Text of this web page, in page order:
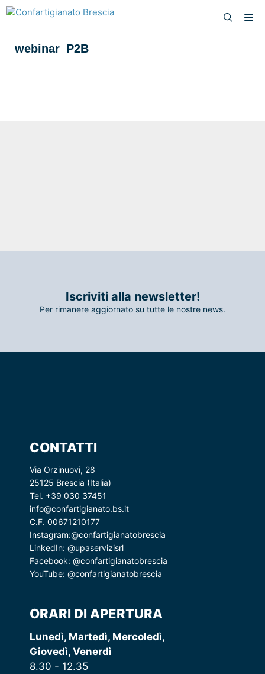
webinar_P2B
Iscriviti alla newsletter!
Per rimanere aggiornato su tutte le nostre news.
CONTATTI
Via Orzinuovi, 28
25125 Brescia (Italia)
Tel. +39 030 37451
info@confartigianato.bs.it
C.F. 00671210177
Instagram:@confartigianatobrescia
LinkedIn: @upaservizisrl
Facebook: @confartigianatobrescia
YouTube: @confartigianatobrescia
ORARI DI APERTURA
Lunedì, Martedì, Mercoledì,
Giovedì, Venerdì
8.30 - 12.35